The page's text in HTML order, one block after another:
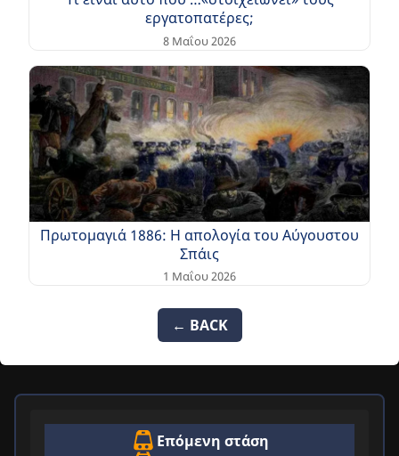
εργατοπατέρες;
8 Μαΐου 2026
Πρωτομαγιά 1886: Η απολογία του Αύγουστου
Σπάις
1 Μαΐου 2026
← BACK
Επόμενη στάση